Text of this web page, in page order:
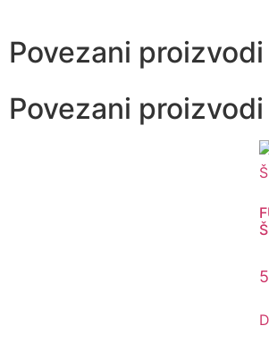
Povezani proizvodi
Povezani proizvodi